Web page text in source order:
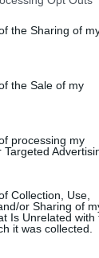
or usage
Google and its
specified
the Sharing of
the Sale of my
processing my
Collection, Use,
or Sharing of
Is Unrelated with
it was collected.
azóta sem jött
annak, hogy
45-en.
a két WRT-
jön egy
ilyesmi.